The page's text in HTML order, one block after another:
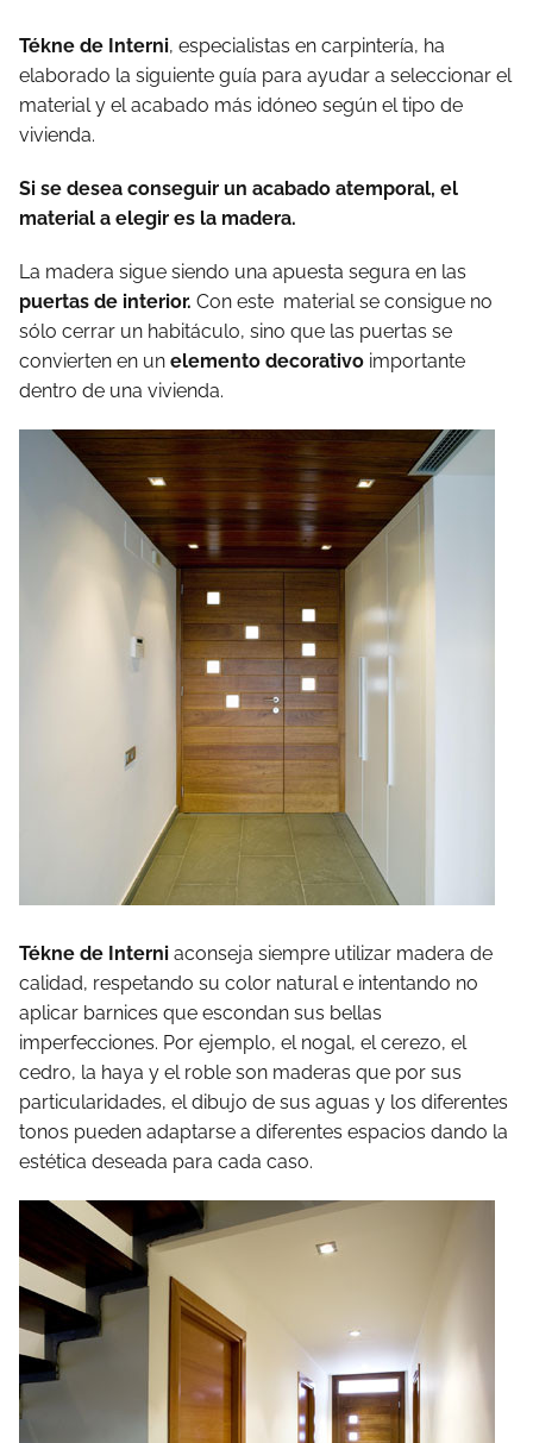
Tékne de Interni, especialistas en carpintería, ha
elaborado la siguiente guía para ayudar a seleccionar el
material y el acabado más idóneo según el tipo de
vivienda.
Si se desea conseguir un acabado atemporal, el
material a elegir es la madera.
La madera sigue siendo una apuesta segura en las
puertas de interior. Con este material se consigue no
sólo cerrar un habitáculo, sino que las puertas se
convierten en un elemento decorativo importante
dentro de una vivienda.
Tékne de Interni aconseja siempre utilizar madera de
calidad, respetando su color natural e intentando no
aplicar barnices que escondan sus bellas
imperfecciones. Por ejemplo, el nogal, el cerezo, el
cedro, la haya y el roble son maderas que por sus
particularidades, el dibujo de sus aguas y los diferentes
tonos pueden adaptarse a diferentes espacios dando la
estética deseada para cada caso.